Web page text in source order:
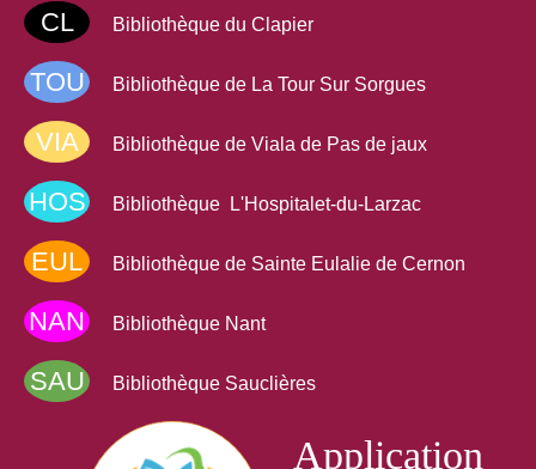
CL Bibliothèque du Clapier
TOU Bibliothèque de La Tour Sur Sorgues
VIA Bibliothèque de Viala de Pas de jaux
HOS Bibliothèque L'Hospitalet-du-Larzac
EUL Bibliothèque de Sainte Eulalie de Cernon
NAN Bibliothèque Nant
SAU Bibliothèque Sauclières
Application